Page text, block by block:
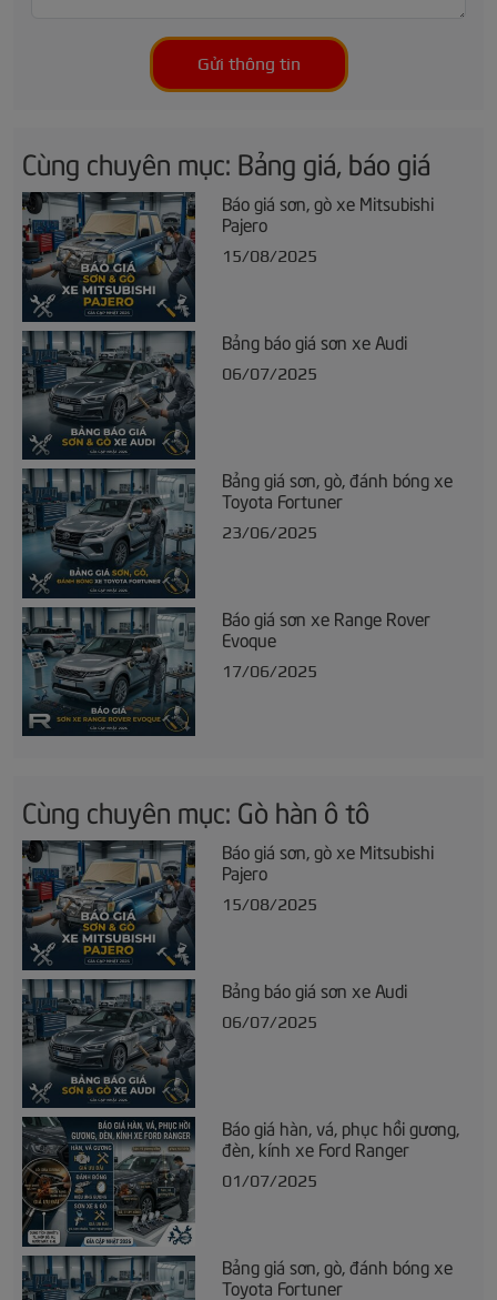
Gửi thông tin
Cùng chuyên mục: Bảng giá, báo giá
Báo giá sơn, gò xe Mitsubishi
Pajero
15/08/2025
Bảng báo giá sơn xe Audi
06/07/2025
Bảng giá sơn, gò, đánh bóng xe
Toyota Fortuner
23/06/2025
Báo giá sơn xe Range Rover
Evoque
17/06/2025
Cùng chuyên mục: Gò hàn ô tô
Báo giá sơn, gò xe Mitsubishi
Pajero
15/08/2025
Bảng báo giá sơn xe Audi
06/07/2025
Báo giá hàn, vá, phục hồi gương,
đèn, kính xe Ford Ranger
01/07/2025
Bảng giá sơn, gò, đánh bóng xe
Toyota Fortuner